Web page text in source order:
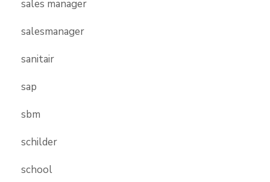
sales manager
salesmanager
sanitair
sap
sbm
schilder
school